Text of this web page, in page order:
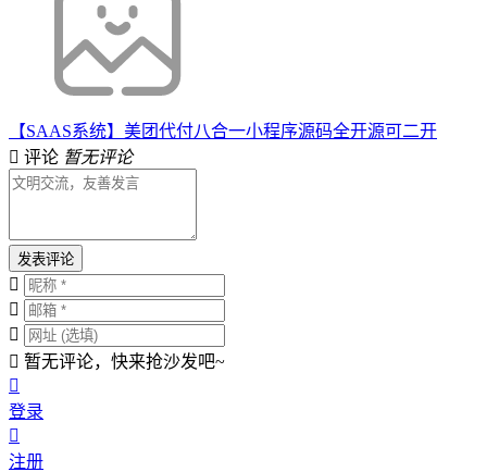
【SAAS系统】美团代付八合一小程序源码全开源可二开
评论 暂无评论
发表评论
暂无评论，快来抢沙发吧~
登录
注册